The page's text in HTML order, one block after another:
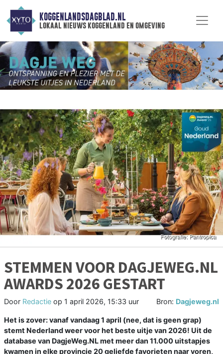
KOGGENLANDSDAGBLAD.NL
lokaal nieuws koggenland en omgeving
STEMMEN VOOR DAGJEWEG.NL
AWARDS 2026 GESTART
Door Redactie op 1 april 2026, 15:33 uur Bron: Dagjeweg.nl
Het is zover: vanaf vandaag 1 april (nee, dat is geen grap)
stemt Nederland weer voor het beste uitje van 2026! Uit de
database van DagjeWeg.NL met meer dan 11.000 uitstapjes
kwamen in elke provincie 20 geliefde favorieten naar voren,